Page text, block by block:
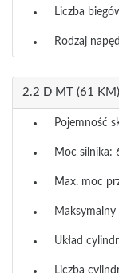
Liczba
Rodzaj
2.2 D MT (61 KM)
Pojemność
Moc silnika:
Max. moc
Układ
Liczba